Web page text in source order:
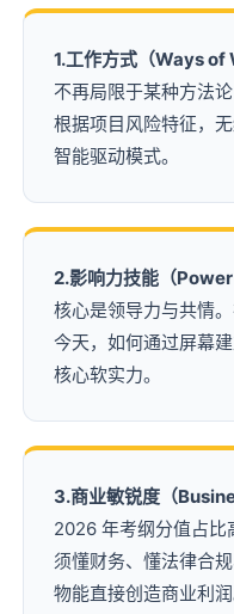
1.工作方式（Ways of
不再局限于某种方法论
根据项目风险特征，
智能驱动模式。
2.影响力技能（Power
核心是领导力与共情
今天，如何通过屏幕
核心软实力。
3.商业敏锐度（
2026 年考纲分值占比
须懂财务、懂法律合
物能直接创造商业利润